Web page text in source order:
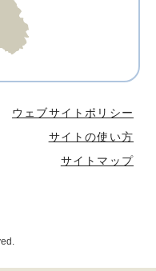
ウェブサイトポリシー
サイトの使い方
サイトマップ